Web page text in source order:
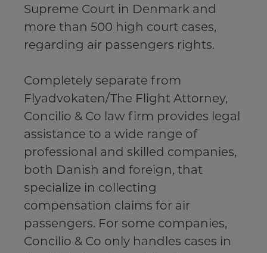
Supreme Court in Denmark and
more than 500 high court cases,
regarding air passengers rights.
Completely separate from
Flyadvokaten/The Flight Attorney,
Concilio & Co law firm provides legal
assistance to a wide range of
professional and skilled companies,
both Danish and foreign, that
specialize in collecting
compensation claims for air
passengers. For some companies,
Concilio & Co only handles cases in